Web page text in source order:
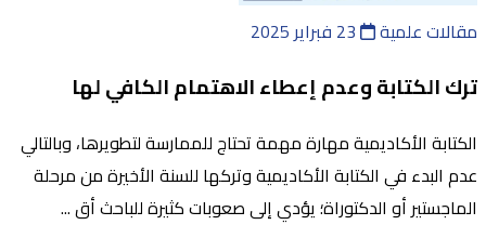
مقالات علمية
ترك الكتابة وعدم إعطاء الاهتمام الكافي لها
الكتابة الأكاديمية مهارة مهمة تحتاج للممارسة لتطويرها، وبالتالي
عدم البدء في الكتابة الأكاديمية وتركها للسنة الأخيرة من مرحلة
الماجستير أو الدكتوراة؛ يؤدي إلى صعوبات كثيرة للباحث أق ...